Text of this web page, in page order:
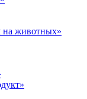
на животных»